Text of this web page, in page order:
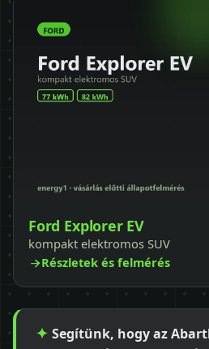
Ford Explorer EV
kompakt elektromos SUV
Részletek és felmérés
Segítünk, hogy az